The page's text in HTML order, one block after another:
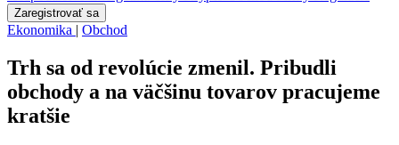
Zaregistrovať sa
Ekonomika | Obchod
Trh sa od revolúcie zmenil. Pribudli
obchody a na väčšinu tovarov pracujeme
kratšie